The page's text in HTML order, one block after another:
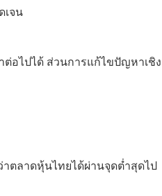
จน
ต่อไปได้ ส่วนการแก้ไขปัญหาเชิง
ตลาดหุ้นไทยได้ผ่านจุดต่ำสุดไป